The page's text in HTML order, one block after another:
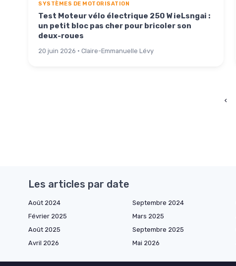
SYSTÈMES DE MOTORISATION
Test Moteur vélo électrique 250 W ieLsngai :
un petit bloc pas cher pour bricoler son
deux-roues
20 juin 2026 · Claire-Emmanuelle Lévy
‹
Les articles par date
Août 2024 Septembre 2024
Février 2025
Mars 2025
Août 2025
Septembre 2025
Avril 2026
Mai 2026